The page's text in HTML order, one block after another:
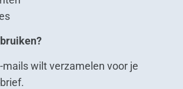
mails wilt verzamelen voor je